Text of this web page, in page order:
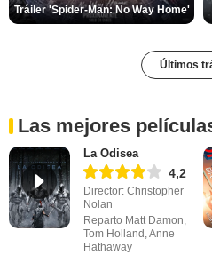
Tráiler 'Spider-Man: No Way Home'
Últimos
Las mejores
La Odisea
4,2
Director: Christopher
Nolan
Reparto Matt Damon,
Tom Holland, Anne
Hathaway